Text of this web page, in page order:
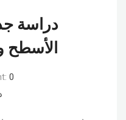
دراسة
الأسطح
0